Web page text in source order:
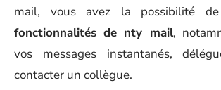
mail, vous avez la possibilité de
fonctionnalités de nty mail,
vos messages instantanés,
contacter un collègue.